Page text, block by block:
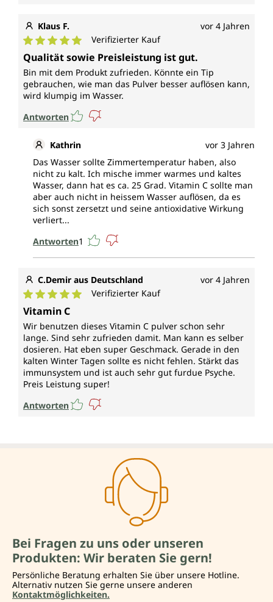
Klaus F. vor 4 Jahren
Durchschnittliche Bewertung von 5 von 5 Sternen
Verifizierter Kauf
Qualität sowie Preisleistung ist gut.
Bin mit dem Produkt zufrieden. Könnte ein Tip
gebrauchen, wie man das Pulver besser auflösen kann,
wird klumpig im Wasser.
Antworten
Kathrin
vor 3 Jahren
Das Wasser sollte Zimmertemperatur haben, also
nicht zu kalt. Ich mische immer warmes und kaltes
Wasser, dann hat es ca. 25 Grad. Vitamin C sollte man
aber auch nicht in heissem Wasser auflösen, da es
sich sonst zersetzt und seine antioxidative Wirkung
verliert...
Antworten1
C.Demir aus Deutschland vor 4 Jahren
Durchschnittliche Bewertung von 5 von 5 Sternen
Verifizierter Kauf
Vitamin C
Wir benutzen dieses Vitamin C pulver schon sehr
lange. Sind sehr zufrieden damit. Man kann es selber
dosieren. Hat eben super Geschmack. Gerade in den
kalten Winter Tagen sollte es nicht fehlen. Stärkt das
immunsystem und ist auch sehr gut furdue Psyche.
Preis Leistung super!
Antworten
Bei Fragen zu uns oder unseren
Produkten: Wir beraten Sie gern!
Persönliche Beratung erhalten Sie über unsere Hotline.
Alternativ nutzen Sie gerne unsere anderen
Kontaktmöglichkeiten.